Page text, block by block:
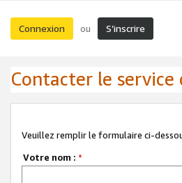
Connexion ou S’inscrire
Contacter le
Veuillez remplir le formulaire ci-
Votre nom : *